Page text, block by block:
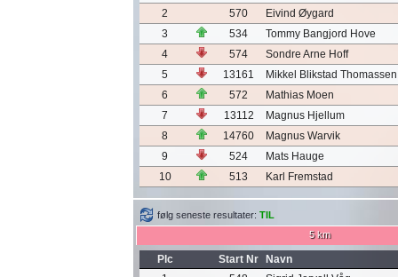
2
570
Eivind Øygard
3
534
Tommy Bangjord Hove
4
574
Sondre Arne Hoff
5
13161
Mikkel Blikstad Thomassen
6
572
Mathias Moen
7
13112
Magnus Hjellum
8
14760
Magnus Warvik
9
524
Mats Hauge
10
513 Karl Fremstad
følg seneste resultater: TIL
5 km
Plc Start Nr
Navn